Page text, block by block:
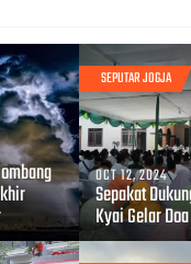
SEPUTAR JOGJA
OCT 12, 2024
Sepakat
Kyai Gelar